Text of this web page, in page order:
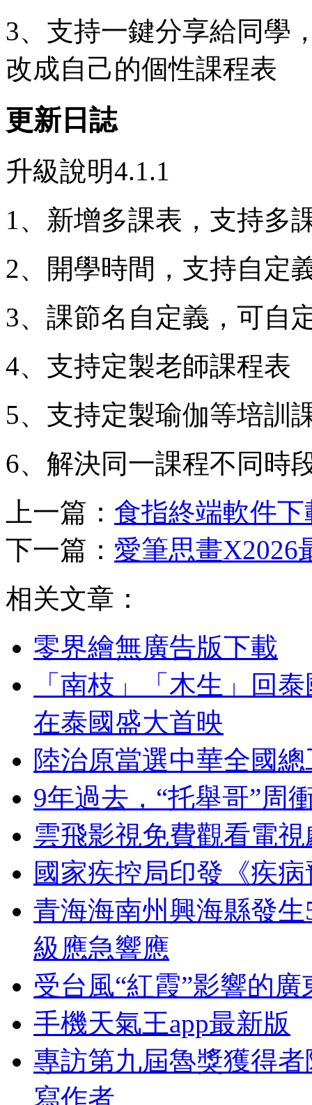
3、支持一鍵分享給同學
改成自己的個性課程表
更新日誌
升級說明4.1.1
1、新增多課表，支持多
2、開學時間，支持自定
3、課節名自定義，可自
4、支持定製老師課程表
5、支持定製瑜伽等培訓
6、解決同一課程不同時
上一篇： 食指終端軟件下
下一篇： 愛筆思畫X2026
相关文章：
零界繪無廣告版下載
「南枝」‌「木生」‌回
在泰國盛大首映
陸治原當選中華全國
9年過去，“托舉哥”周
雲飛影視免費觀看電
國家疾控局印發《疾
青海海南州興海縣發
級應急響應
受台風“紅霞”影響的
手機天氣王app最新版
專訪第九屆魯獎獲得
寫作者